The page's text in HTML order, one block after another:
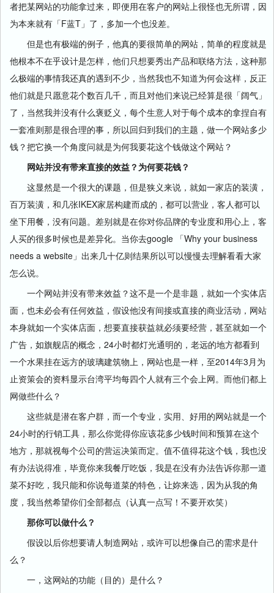
者把某网站的功能拿过来，即便用在客户的网站上很怪也无所谓，因
为本来就有「F蓝T」了，多加一个也没差。
但是也有极端的例子，他真的要很简单的网站，简单的程度就是
他根本不在乎设计是怎样，他们只想要秀出产品和联络方法，这种那
么极端的事情我还真的遇到不少，当然我也不知道为何会这样，反正
他们就是只愿意花个数百几千，而且对他们来说已经算是很「阔气」
了，当然我并没有什么褒贬义，每个生意人对于每个成本的拿捏自有
一套准则那是很合理的事，所以回归到我们的主题，做一个网站多少
钱？把它换一个角度问就是为何我要花这个钱做这个网站？
网站并没有带来直接的效益？为何要花钱？
这显然​​是一个很大的课题，但是狭义来说，就如一家店的装潢，
百万装潢，和几张IKEX家居构建而成的，都可以营业，客人都可以
坐下用餐，没有问题。差别就是在你对你品牌的专业度和用心上，客
人买的很多时候也是差异化。当你去google 「Why your business
needs a website」出来几十亿则结果所以可以慢慢去理解看看大家
怎么说。
一个网站并没有带来效益？这不是一个是非题，就如一个实体店
面，也未必会有任何效益，假设他没有间接或直接的商业活动，网站
本身就如一个实体店面，想要直接获益就必须要经营，甚至就如一个
广告，如旗舰店的概念，24小时都灯光通明的，老远的地方都看到
一个水果挂在远方的玻璃建筑物上，网站也是一样，至2014年3月为
止资策会的资料显示台湾平均每四个人就有三个会上网。而他们都上
网做些什么？
这些就是潜在客户群，而一个专业，实用、好用的网站就是一个
24小时的行销工具，那么你觉得你应该花多少钱时间和预算在这个
地方，那就视每个公司的营运决策而定。值不值得花这个钱，我也没
有办法说得准，毕竟你来我餐厅吃饭，我是在没有办法告诉你那一道
菜不好吃，我只能和你说每道菜的特色，让妳来选，因为从我的角
度，我当然希望你们全部都点（认真一点写！不要开欢笑）
那你可以做什么？
假设以后你想要请人制造网站，或许可以想像自己的需求是什
么？
一，这网站的功能（目的）是什么？